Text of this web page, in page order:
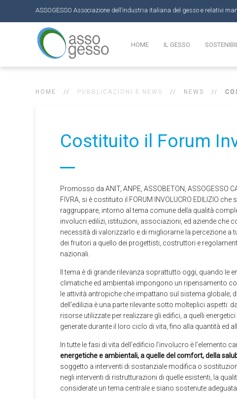
ASSOGESSO Associazione dell’industria italiana del gesso e relativi
HOME IL GESSO
HOME PUBBLICAZIONI E NEWS NEWS
Costituito il Forum
Promosso da ANIT, ANPE, ASSOBETON, ASSOGESSO
FIVRA, si è costituito il FORUM INVOLUCRO EDILIZIO che
raggruppare, intorno al tema comune della qualità
involucri edilizi, istituzioni, associazioni, ed aziende che
necessità di valorizzarlo e di migliorarne la percezione a
dei fruitori a quello dei progettisti, costruttori e
nazionali.
Il tema è di grande rilevanza soprattutto oggi, quando le
climatiche ed ambientali impongono un ripensamento
le attività antropiche che impattano sul sistema globale;
dell’edilizia è una parte rilevante sotto molteplici aspetti:
risorse utilizzate per realizzare gli edifici, a quelli
generate durante il loro ciclo di vita, fino alla quantità ed
In tutte le fasi di vita dell’edificio l’involucro è l’elemento
energetiche e ambientali, a quelle del comfort, della
soggetto a interventi di sostanziale modifica o
negli interventi di ristrutturazioni di quelle esistenti, la
considerate un tema centrale e siano sostenute